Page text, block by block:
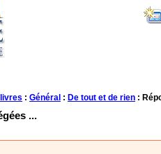
: Général : De tout et de rien :
...